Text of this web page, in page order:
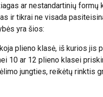
ar nestandartinių formų
ir tikrai ne visada
yra šios:
plieno klasė, iš kurios jis
10 ar 12 plieno klasei
jungties, reikėtų rinktis